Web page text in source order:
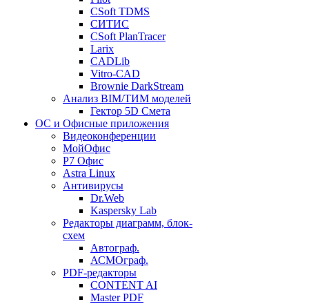
CSoft TDMS
СИТИС
CSoft PlanTracer
Larix
CADLib
Vitro-CAD
Brownie DarkStream
Анализ BIM/ТИМ моделей
Гектор 5D Смета
ОС и Офисные приложения
Видеоконференции
МойОфис
P7 Офис
Astra Linux
Антивирусы
Dr.Web
Kaspersky Lab
Редакторы диаграмм, блок-
схем
Автограф.
АСМОграф.
PDF-редакторы
CONTENT AI
Master PDF